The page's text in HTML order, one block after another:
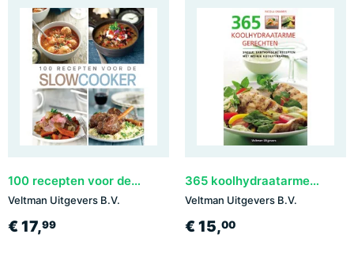
100 recepten voor de SLOWCOOKER
Veltman Uitgevers B.V.
€ 17,99
365 koolhydraatarme gerechten
Veltman Uitgevers B.V.
€ 15,00